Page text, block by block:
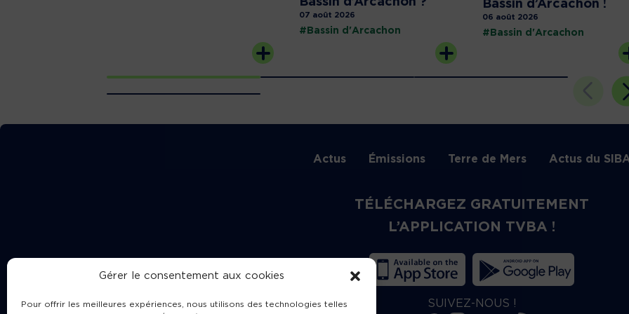
Gérer le consentement aux cookies
Pour offrir les meilleures expériences, nous utilisons des technologies telles
07 août 2026
#Bassin d'Arcachon
Bassin d’Arcachon !
06 août 2026
#Bassin d'Arcachon
Actus Émissions Terre de Mers Actus du
TÉLÉCHARGEZ GRATUITEMENT
L’APPLICATION TVBA !
SUIVEZ-NOUS !